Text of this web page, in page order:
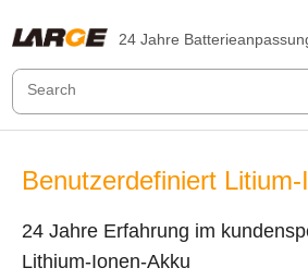
24 Jahre
Benutzerdefiniert
24 Jahre Erfahrung im
Lithium-Ionen-Akku